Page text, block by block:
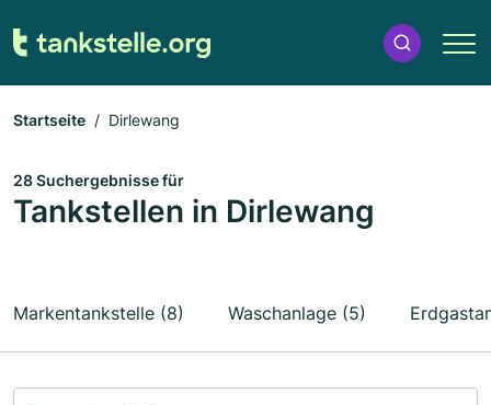
Startseite Dirlewang
28 Suchergebnisse für
Tankstellen in Dirlewang
Markentankstelle (8) Waschanlage (5)